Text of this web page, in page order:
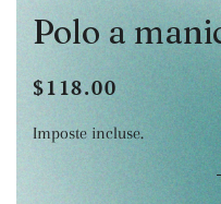
Polo a
Prezzo
listino
Prezzo
$118.00
Imposte incluse.